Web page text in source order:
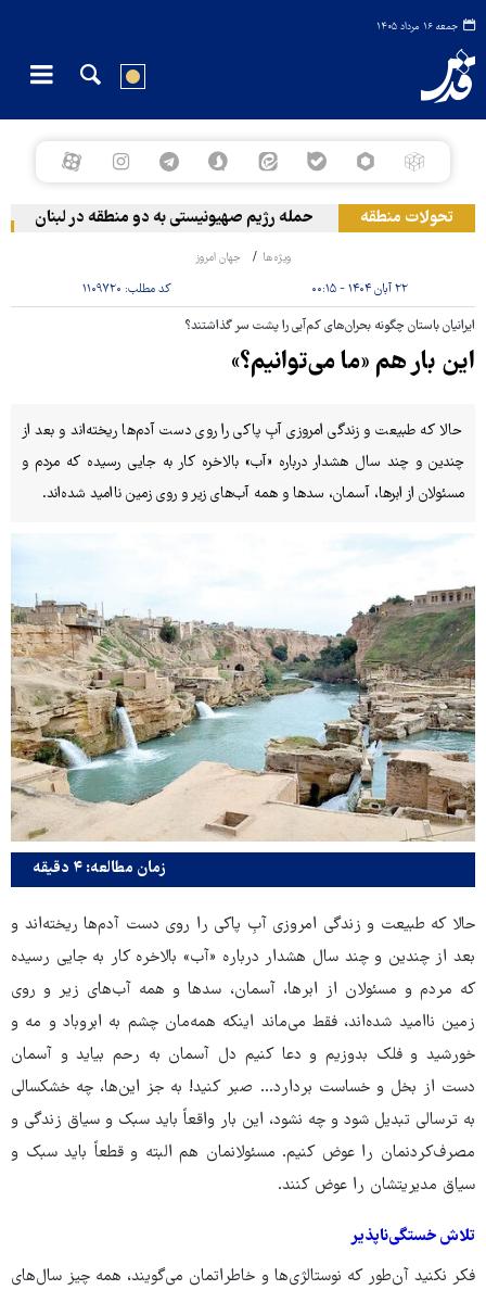
جمعه ۱۶ مرداد ۱۴۰۵
تحولات منطقه حمله رژیم صهیونیستی به دو منطقه در لبنان
ویژه‌ها جهان امروز
۲۲ آبان ۱۴۰۴ - ۰۰:۱۵ کد مطلب: ۱۱۰۹۷۲۰
ایرانیان باستان چگونه بحران‌های کم‌آبی را پشت سر گذاشتند؟
این بار هم «ما می‌توانیم؟»
حالا که طبیعت و زندگی امروزی آبِ پاکی را روی دست آدم‌ها ریخته‌اند و بعد از
چندین و چند سال هشدار درباره «آب» بالاخره کار به جایی رسیده که مردم و
مسئولان از ابرها، آسمان، سدها و همه آب‌های زیر و روی زمین ناامید شده‌اند.
زمان مطالعه: ۴ دقیقه
حالا که طبیعت و زندگی امروزی آبِ پاکی را روی دست آدم‌ها ریخته‌اند و
بعد از چندین و چند سال هشدار درباره «آب» بالاخره کار به جایی رسیده
که مردم و مسئولان از ابرها، آسمان، سدها و همه آب‌های زیر و روی
زمین ناامید شده‌اند، فقط می‌ماند اینکه همه‌مان چشم به ابروباد و مه و
خورشید و فلک بدوزیم و دعا کنیم دل آسمان به رحم بیاید و آسمان
دست از بخل و خساست بردارد... صبر کنید! به جز این‌ها، چه خشکسالی
به ترسالی تبدیل شود و چه نشود، این ‌بار واقعاً باید سبک و سیاق زندگی و
مصرف‌کردنمان را عوض کنیم. مسئولانمان هم البته و قطعاً باید سبک و
سیاق مدیریتشان را عوض کنند.
تلاش خستگی‌ناپذیر
فکر نکنید آن‌طور که نوستالژی‌ها و خاطراتمان می‌گویند، همه چیز سال‌های